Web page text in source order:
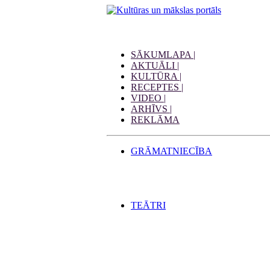
SĀKUMLAPA |
AKTUĀLI |
KULTŪRA |
RECEPTES |
VIDEO |
ARHĪVS |
REKLĀMA
GRĀMATNIECĪBA
TEĀTRI